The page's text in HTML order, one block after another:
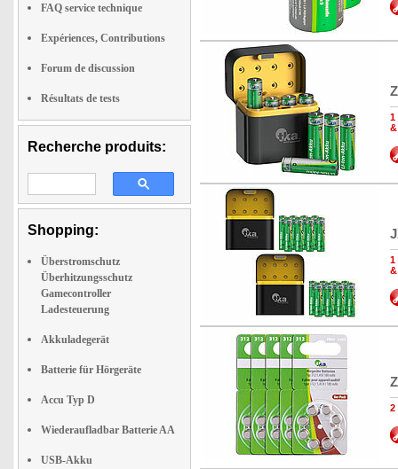
FAQ service technique
Expériences, Contributions
Forum de discussion
Résultats de tests
Recherche produits:
Shopping:
Überstromschutz
Überhitzungsschutz
Gamecontroller
Ladesteuerung
Akkuladegerät
Batterie für Hörgeräte
Accu Typ D
Wiederaufladbar Batterie AA
USB-Akku
1
1
2